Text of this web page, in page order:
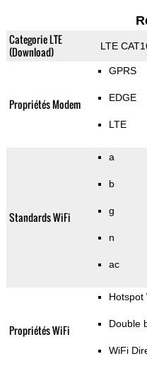
Categorie LTE
(Download)
LTE
Propriétés Modem
GPRS
EDGE
LTE
Standards WiFi
a
b
g
n
ac
Propriétés WiFi
Hotspot
Double
WiFi